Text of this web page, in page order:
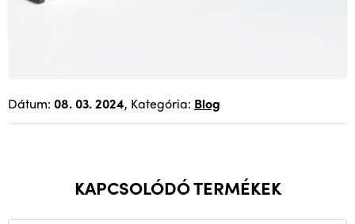
Dátum: 08. 03. 2024, Kategória: Blog
KAPCSOLÓDÓ TERMÉKEK